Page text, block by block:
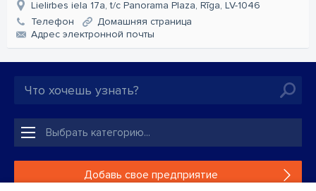
Lielirbes iela 17a, t/c Panorama Plaza, Rīga, LV-1046
Телефон
Домашняя страница
Aдрес электронной почты
Добавь свое предприятие